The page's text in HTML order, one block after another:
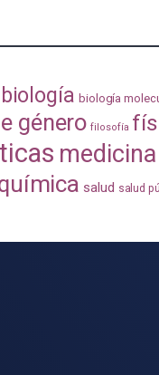
biología biología
género filosofía
medicina
salud salud